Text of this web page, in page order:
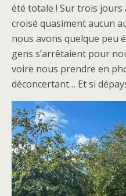
été totale ! Sur trois jours
croisé quasiment aucun
nous avons quelque peu
gens s’arrêtaient pour
voire nous prendre en
déconcertant… Et si